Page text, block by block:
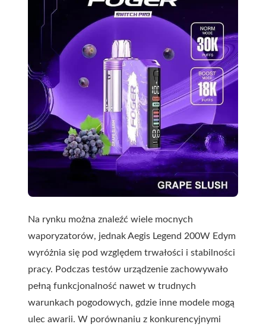
Na rynku można znaleźć wiele mocnych
waporyzatorów, jednak Aegis Legend 200W Edym
wyróżnia się pod względem trwałości i stabilności
pracy. Podczas testów urządzenie zachowywało
pełną funkcjonalność nawet w trudnych
warunkach pogodowych, gdzie inne modele mogą
ulec awarii. W porównaniu z konkurencyjnymi